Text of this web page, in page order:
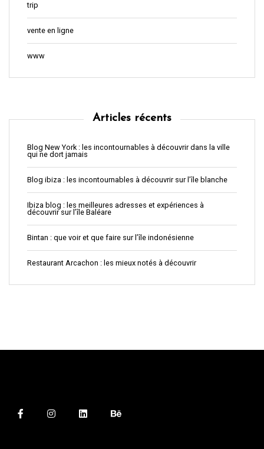
trip
vente en ligne
www
Articles récents
Blog New York : les incontournables à découvrir dans la ville
qui ne dort jamais
Blog ibiza : les incontournables à découvrir sur l’île blanche
Ibiza blog : les meilleures adresses et expériences à
découvrir sur l’île Baléare
Bintan : que voir et que faire sur l’île indonésienne
Restaurant Arcachon : les mieux notés à découvrir